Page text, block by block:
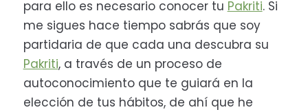
para ello es necesario conocer tu Pakriti. Si
me sigues hace tiempo sabrás que soy
partidaria de que cada una descubra su
Pakriti, a través de un proceso de
autoconocimiento que te guiará en la
elección de tus hábitos, de ahí que he